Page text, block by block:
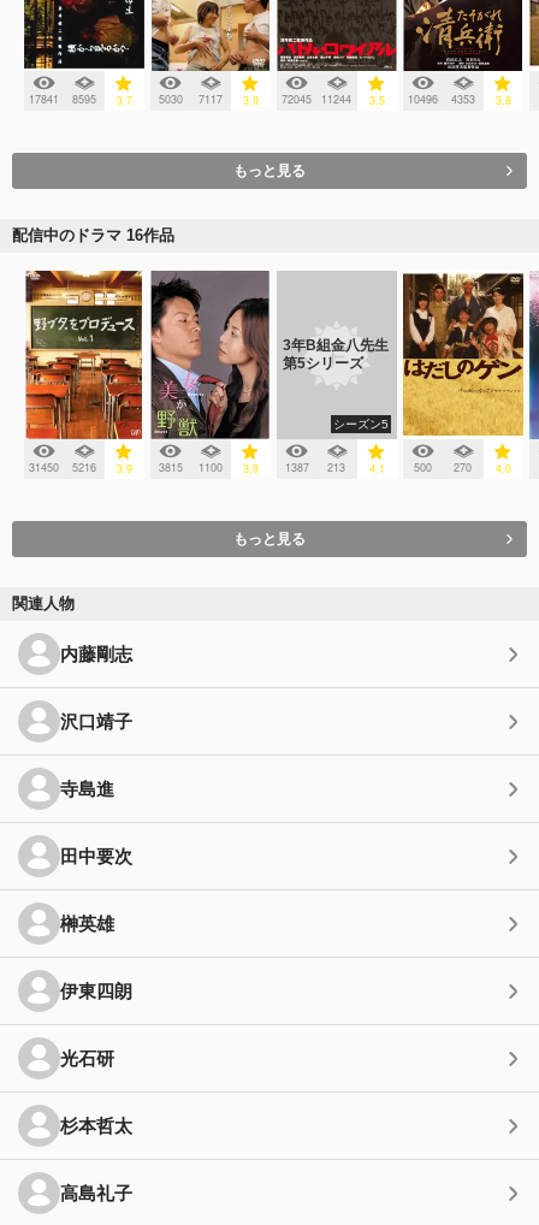
17841 8595 3.7 5030 7117 3.9 72045 11244 3.5 10496 4353 3.8
もっと見る
配信中のドラマ 16作品
31450 5216 3.9 3815 1100 3.9
3年B組金八先生
第5シリーズ
シーズン5
1387 213 4.1 500 270 4.0
もっと見る
関連人物
内藤剛志
沢口靖子
寺島進
田中要次
榊英雄
伊東四朗
光石研
杉本哲太
高島礼子